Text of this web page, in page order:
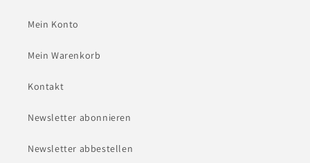
Mein Konto
Mein Warenkorb
Kontakt
Newsletter abonnieren
Newsletter abbestellen